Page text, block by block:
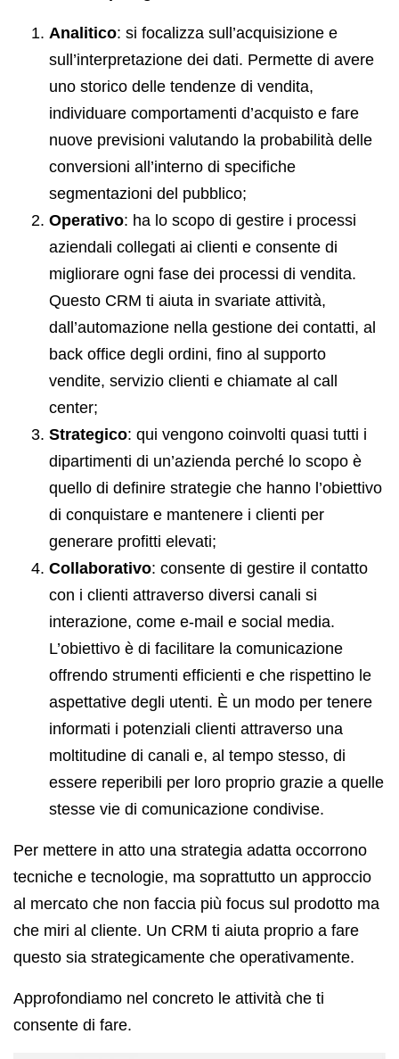
Analitico: si focalizza sull’acquisizione e
sull’interpretazione dei dati. Permette di avere
uno storico delle tendenze di vendita,
individuare comportamenti d’acquisto e fare
nuove previsioni valutando la probabilità delle
conversioni all’interno di specifiche
segmentazioni del pubblico;
Operativo: ha lo scopo di gestire i processi
aziendali collegati ai clienti e consente di
migliorare ogni fase dei processi di vendita.
Questo CRM ti aiuta in svariate attività,
dall’automazione nella gestione dei contatti, al
back office degli ordini, fino al supporto
vendite, servizio clienti e chiamate al call
center;
Strategico: qui vengono coinvolti quasi tutti i
dipartimenti di un’azienda perché lo scopo è
quello di definire strategie che hanno l’obiettivo
di conquistare e mantenere i clienti per
generare profitti elevati;
Collaborativo: consente di gestire il contatto
con i clienti attraverso diversi canali si
interazione, come e-mail e social media.
L’obiettivo è di facilitare la comunicazione
offrendo strumenti efficienti e che rispettino le
aspettative degli utenti. È un modo per tenere
informati i potenziali clienti attraverso una
moltitudine di canali e, al tempo stesso, di
essere reperibili per loro proprio grazie a quelle
stesse vie di comunicazione condivise.
Per mettere in atto una strategia adatta occorrono
tecniche e tecnologie, ma soprattutto un approccio
al mercato che non faccia più focus sul prodotto ma
che miri al cliente. Un CRM ti aiuta proprio a fare
questo sia strategicamente che operativamente.
Approfondiamo nel concreto le attività che ti
consente di fare.